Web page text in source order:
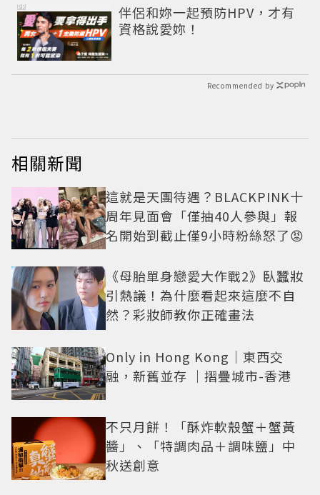
伴侶和妳一起預防HPV，才有
資格說愛妳！
PR
Recommended by
相關新聞
這就是天團待遇？BLACKPINK十
周年見面會「僅抽40人參與」報
名開始到截止僅9小時粉絲怒了😡
《母胎單身戀愛大作戰2》臥蠶妝
引熱議！為什麼看起來這麼不自
然？彩妝師教你正確畫法
Only in Hong Kong｜東西交
融，新舊並存 ｜摺疊城市-香港
不只月餅！「酥炸軟殼蟹＋蟹黃
醬」、「特調肉品＋調味鹽」中
秋送創意